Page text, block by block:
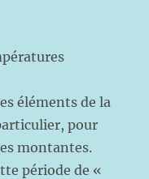
éléments de la
pour
montantes.
période de «